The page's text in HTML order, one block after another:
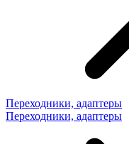
Переходники, адаптеры
Переходники, адаптеры